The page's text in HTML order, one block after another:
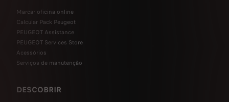
Marcar oficina online
Calcular Pack Peugeot
PEUGEOT Assistance
PEUGEOT Services Store
Acessórios
Serviços de manutenção
DESCOBRIR